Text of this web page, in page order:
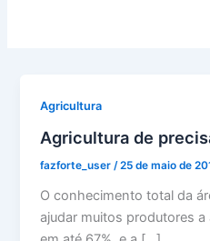
Agricultura
Agricultura de
fazforte_user /25 de maio de
O conhecimento total da
ajudar muitos produtores